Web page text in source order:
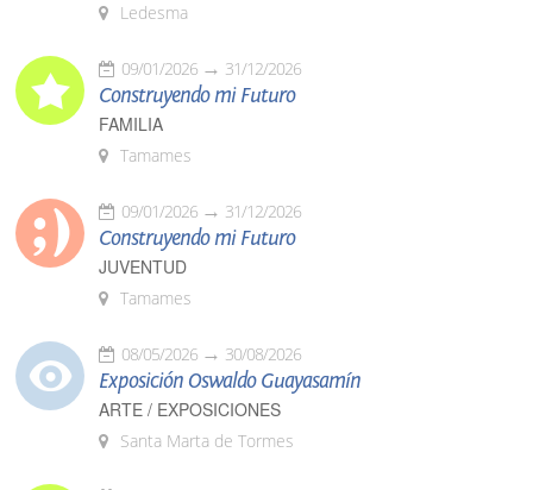
Ledesma
09/01/2026 31/12/2026
Construyendo mi Futuro
FAMILIA
Tamames
09/01/2026 31/12/2026
Construyendo mi Futuro
JUVENTUD
Tamames
08/05/2026 30/08/2026
Exposición Oswaldo Guayasamín
ARTE / EXPOSICIONES
Santa Marta de Tormes